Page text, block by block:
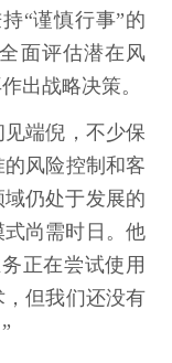
“谨慎行事”的
面评估潜在风
出战略决策。
端倪，不少保
风险控制和客
仍处于发展的
尚需时日。他
正在尝试使用
但我们还没有